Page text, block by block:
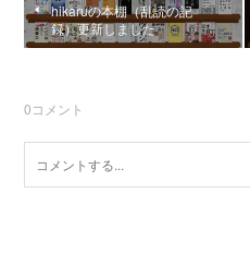
hikaruの本棚（乱読の記
録）更新しました
0コメント